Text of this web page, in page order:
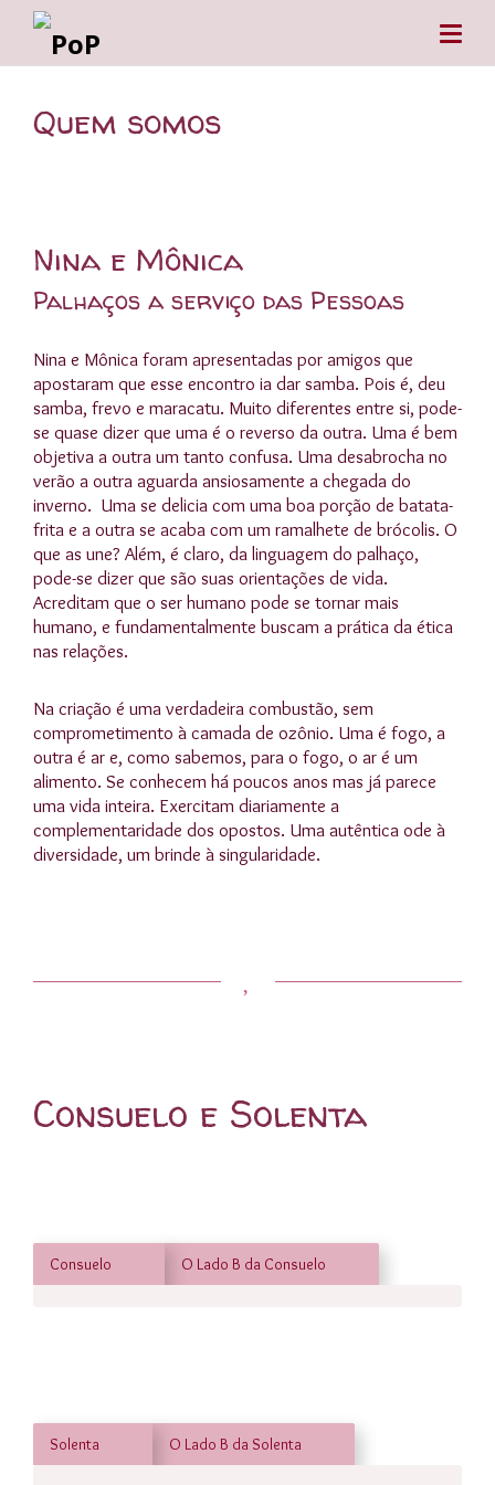
Quem somos
Nina e Mônica
Palhaços a serviço das Pessoas
Nina e Mônica foram apresentadas por amigos que
apostaram que esse encontro ia dar samba. Pois é, deu
samba, frevo e maracatu. Muito diferentes entre si, pode-
se quase dizer que uma é o reverso da outra. Uma é bem
objetiva a outra um tanto confusa. Uma desabrocha no
verão a outra aguarda ansiosamente a chegada do
inverno. Uma se delicia com uma boa porção de batata-
frita e a outra se acaba com um ramalhete de brócolis. O
que as une? Além, é claro, da linguagem do palhaço,
pode-se dizer que são suas orientações de vida.
Acreditam que o ser humano pode se tornar mais
humano, e fundamentalmente buscam a prática da ética
nas relações.
Na criação é uma verdadeira combustão, sem
comprometimento à camada de ozônio. Uma é fogo, a
outra é ar e, como sabemos, para o fogo, o ar é um
alimento. Se conhecem há poucos anos mas já parece
uma vida inteira. Exercitam diariamente a
complementaridade dos opostos. Uma autêntica ode à
diversidade, um brinde à singularidade.
Consuelo e Solenta
Consuelo O Lado B da Consuelo
Solenta O Lado B da Solenta